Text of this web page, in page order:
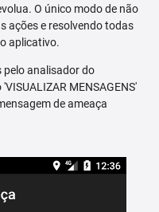
O único modo de não
ações e resolvendo todas
aplicativo.
pelo analisador do
MENSAGENS'
de ameaça